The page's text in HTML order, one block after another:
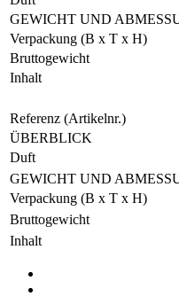
GEWICHT UND
Verpackung (B x T x H)
Bruttogewicht
Inhalt
Referenz (Artikelnr.)
ÜBERBLICK
Duft
GEWICHT UND
Verpackung (B x T x H)
Bruttogewicht
Inhalt